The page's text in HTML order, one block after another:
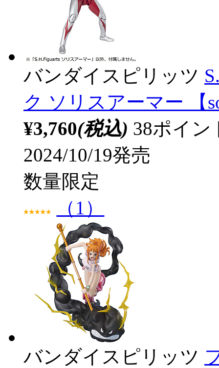
バンダイスピリッツ
ク ソリスアーマー 【
¥3,760(税込) 38ポイ
2024/10/19発売
数量限定
（1）
バンダイスピリッツ